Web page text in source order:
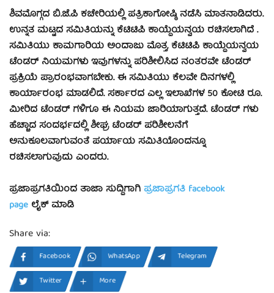
ಶಿವಮೊಗ್ಗದ ಬಿ.ಜೆ.ಪಿ ಕಚೇರಿಯಲ್ಲಿ ಪತ್ರಿಕಾಗೋಷ್ಠಿ ನಡೆಸಿ ಮಾತನಾಡಿದರು.
ಉನ್ನತ ಮಟ್ಟದ ಸಮಿತಿಯನ್ನು ಕೆಟಿಟಿಪಿ ಕಾಯ್ದೆಯನ್ವಯ ರಚಿಸಲಾಗಿದೆ .
ಸಮಿತಿಯು ಕಾಮಗಾರಿಯ ಅಂದಾಜು ಮೊತ್ತ, ಕೆಟಿಟಿಪಿ ಕಾಯ್ದೆಯನ್ವಯ
ಟೆಂಡರ್ ನಿಯಮಗಳು ಇವುಗಳನ್ನು ಪರಿಶೀಲಿಸಿದ ನಂತರವೇ ಟೆಂಡರ್
ಪ್ರಕ್ರಿಯೆ ಪ್ರಾರಂಭವಾಗಬೇಕು. ಈ ಸಮಿತಿಯು ಕೆಲವೇ ದಿನಗಳಲ್ಲಿ
ಕಾರ್ಯಾರಂಭ ಮಾಡಲಿದೆ. ಸರ್ಕಾರದ ಎಲ್ಲ ಇಲಾಖೆಗಳ 50 ಕೋಟಿ ರೂ.
ಮೀರಿದ ಟೆಂಡರ್ ಗಳಿಗೂ ಈ ನಿಯಮ ಜಾರಿಯಾಗುತ್ತದೆ. ಟೆಂಡರ್ ಗಳು
ಹೆಚ್ಚಾದ ಸಂದರ್ಭದಲ್ಲಿ ಶೀಘ್ರ ಟೆಂಡರ್ ಪರಿಶೀಲನೆಗೆ
ಅನುಕೂಲವಾಗುವಂತೆ ಪರ್ಯಾಯ ಸಮಿತಿಯೊಂದನ್ನೂ
ರಚಿಸಲಾಗುವುದು ಎಂದರು.
ಪ್ರಜಾಪ್ರಗತಿಯಿಂದತಾಜಾಸುದ್ದಿಗಾಗಿಪ್ರಜಾಪ್ರಗತಿ facebook
page ಲೈಕ್ಮಾಡಿ
Share via:
Facebook WhatsApp
Telegram
Twitter
More